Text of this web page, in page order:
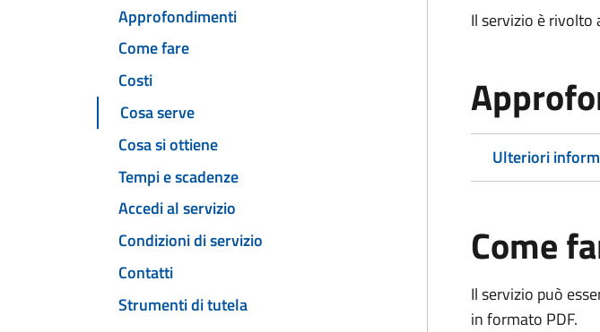
Approfondimenti
Come fare
Costi
Cosa serve
Cosa si ottiene
Tempi e scadenze
Accedi al servizio
Condizioni di servizio
Contatti
Strumenti di tutela
Il servizio è rivolto
Ulteriori
Come
Il servizio può
in formato PDF.